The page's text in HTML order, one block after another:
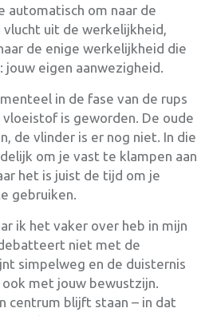
automatisch om naar de
vlucht uit de werkelijkheid,
de enige werkelijkheid die
eigen aanwezigheid.
in de fase van de rups
is geworden. De oude
de vlinder is er nog niet. In die
om je vast te klampen aan
het is juist de tijd om je
gebruiken.
ik het vaker over heb in mijn
niet met de
simpelweg en de duisternis
met jouw bewustzijn.
centrum blijft staan – in dat